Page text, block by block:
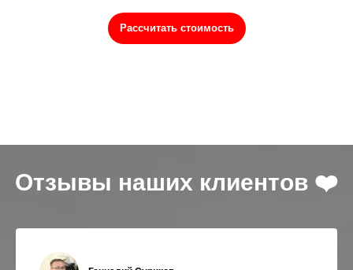
Рассчитать стоимость
Отзывы наших клиентов ❤️